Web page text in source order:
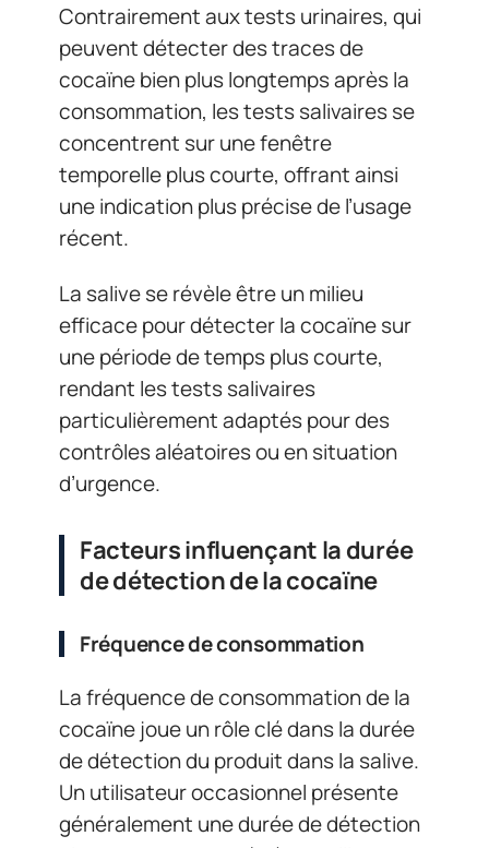
Contrairement aux tests urinaires, qui
peuvent détecter des traces de
cocaïne bien plus longtemps après la
consommation, les tests salivaires se
concentrent sur une fenêtre
temporelle plus courte, offrant ainsi
une indication plus précise de l’usage
récent.
La salive se révèle être un milieu
efficace pour détecter la cocaïne sur
une période de temps plus courte,
rendant les tests salivaires
particulièrement adaptés pour des
contrôles aléatoires ou en situation
d’urgence.
Facteurs influençant la durée
de détection de la cocaïne
Fréquence de consommation
La fréquence de consommation de la
cocaïne joue un rôle clé dans la durée
de détection du produit dans la salive.
Un utilisateur occasionnel présente
généralement une durée de détection